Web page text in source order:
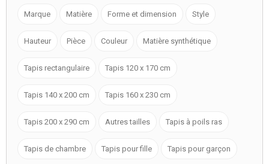
Marque Matière Forme et dimension Style
Hauteur Pièce Couleur Matière synthétique
Tapis rectangulaire Tapis 120 x 170 cm
Tapis 140 x 200 cm Tapis 160 x 230 cm
Tapis 200 x 290 cm Autres tailles Tapis à poils ras
Tapis de chambre Tapis pour fille Tapis pour garçon